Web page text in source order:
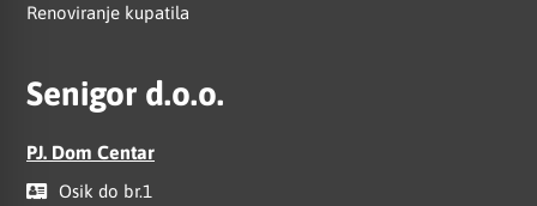
Renoviranje kupatila
Senigor d.o.o.
PJ. Dom Centar
Osik do br.1